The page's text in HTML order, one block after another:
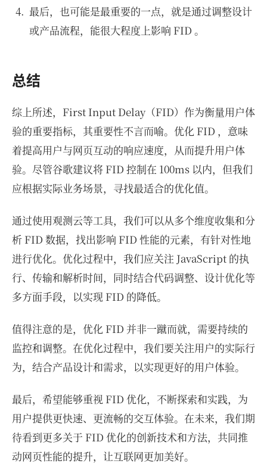
最后，也可能是最重要的一点，就是通过调整设计
或产品流程，能很大程度上影响 FID 。
总结
综上所述，First Input Delay（FID）作为衡量用户体
验的重要指标，其重要性不言而喻。优化 FID ，意味
着提高用户与网页互动的响应速度，从而提升用户体
验。尽管谷歌建议将 FID 控制在 100ms 以内，但我们
应根据实际业务场景，寻找最适合的优化值。
通过使用观测云等工具，我们可以从多个维度收集和分
析 FID 数据，找出影响 FID 性能的元素，有针对性地
进行优化。优化过程中，我们应关注 JavaScript 的执
行、传输和解析时间，同时结合代码调整、设计优化等
多方面手段，以实现 FID 的降低。
值得注意的是，优化 FID 并非一蹴而就，需要持续的
监控和调整。在优化过程中，我们要关注用户的实际行
为，结合产品设计和需求，以实现更好的用户体验。
最后，希望能够重视 FID 优化，不断探索和实践，为
用户提供更快速、更流畅的交互体验。在未来，我们期
待看到更多关于 FID 优化的创新技术和方法，共同推
动网页性能的提升，让互联网更加美好。